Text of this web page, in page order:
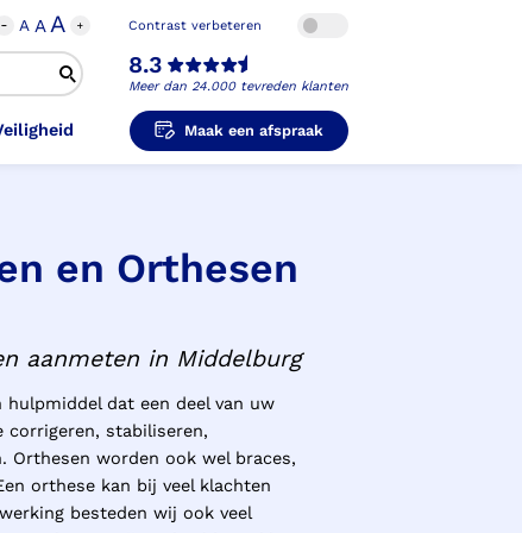
A AA Contrast verbeteren
8.3
Meer dan 24.000 tevreden klanten
voor Sport
in
Voet
Duim
Orthopedische Schoenen
en Veiligheid
Prothese
in
Maak een afspraak
en Orthesen
aanmeten in Middelburg
dat een deel van uw
stabiliseren,
Orthesen worden ook wel braces,
orthese kan bij veel klachten
besteden wij ook veel